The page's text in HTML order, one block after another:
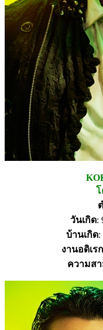
วันเกิด:
บ้านเกิด:
งานอดิเรก
ความส